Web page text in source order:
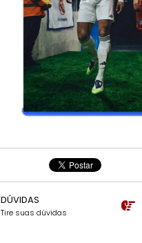
DÚVIDAS
Tire suas dúvidas